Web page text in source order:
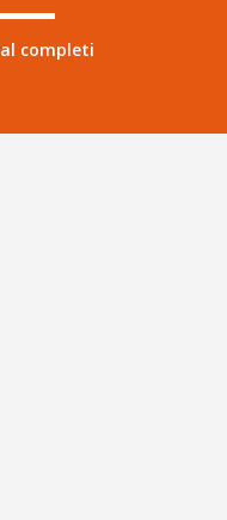
completi